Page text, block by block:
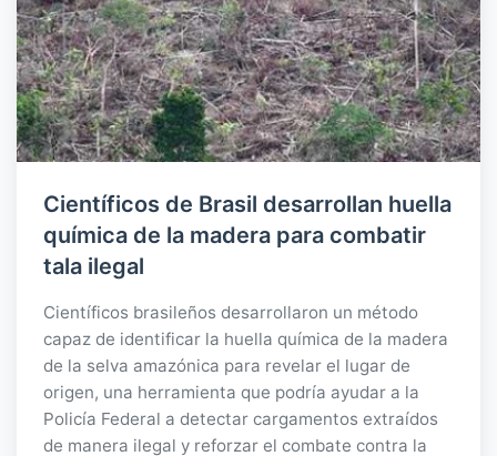
Científicos de Brasil desarrollan huella
química de la madera para combatir
tala ilegal
Científicos brasileños desarrollaron un método
capaz de identificar la huella química de la madera
de la selva amazónica para revelar el lugar de
origen, una herramienta que podría ayudar a la
Policía Federal a detectar cargamentos extraídos
de manera ilegal y reforzar el combate contra la